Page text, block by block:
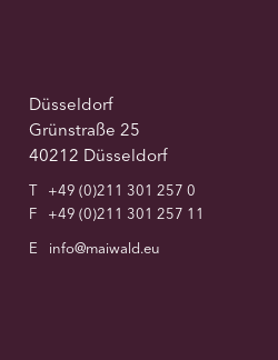
Düsseldorf
Grünstraße 25
40212 Düsseldorf
T
+49 (0)211 301 257 0
F
+49 (0)211 301 257 11
E
info@maiwald.eu